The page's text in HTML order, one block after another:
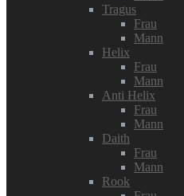
Tragus
Frau
Mann
Helix
Frau
Mann
Anti Helix
Frau
Mann
Daith
Frau
Mann
Rook